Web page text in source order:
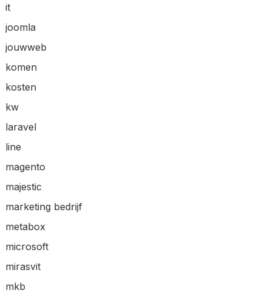
it
joomla
jouwweb
komen
kosten
kw
laravel
line
magento
majestic
marketing bedrijf
metabox
microsoft
mirasvit
mkb